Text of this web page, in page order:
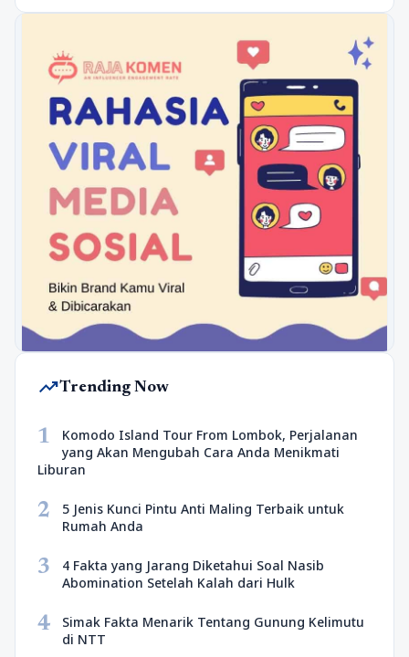
trending_upTrending Now
1
Komodo Island Tour From Lombok, Perjalanan
yang Akan Mengubah Cara Anda Menikmati
Liburan
2
5 Jenis Kunci Pintu Anti Maling Terbaik untuk
Rumah Anda
3
4 Fakta yang Jarang Diketahui Soal Nasib
Abomination Setelah Kalah dari Hulk
4
Simak Fakta Menarik Tentang Gunung Kelimutu
di NTT